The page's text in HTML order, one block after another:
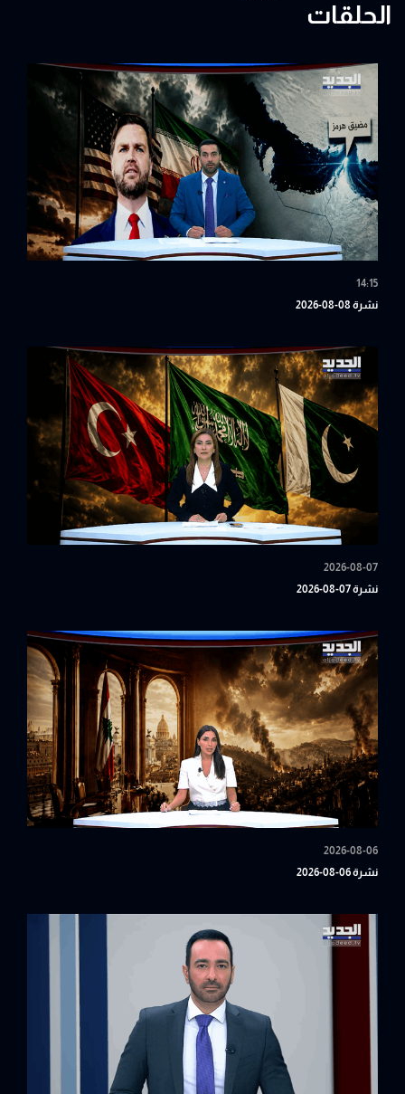
الحلقات
14:15
نشرة 08-08-2026
2026-08-07
نشرة 07-08-2026
2026-08-06
نشرة 06-08-2026